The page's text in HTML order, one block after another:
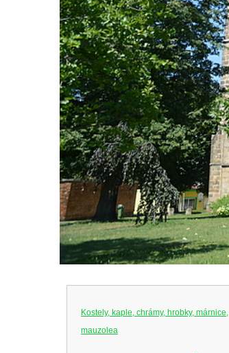
Kostely, kaple, chrámy, hrobky, márnice,
mauzolea